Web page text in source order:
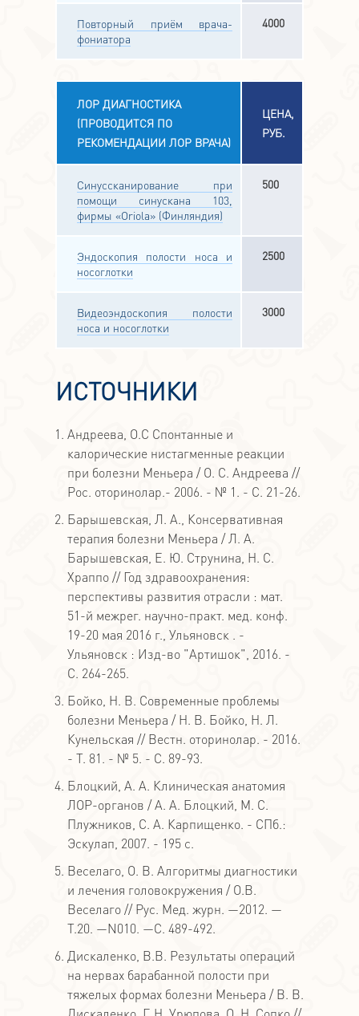
Повторный приём врача-
фониатора
4000
ЛОР ДИАГНОСТИКА
(ПРОВОДИТСЯ ПО
РЕКОМЕНДАЦИИ ЛОР ВРАЧА)
ЦЕНА,
РУБ.
Синуссканирование при
помощи синускана 103,
фирмы «Oriola» (Финляндия)
500
Эндоскопия полости носа и
носоглотки
2500
Видеоэндоскопия полости
носа и носоглотки
3000
ИСТОЧНИКИ
Андреева, О.С Спонтанные и
калорические нистагменные реакции
при болезни Меньера / О. С. Андреева //
Рос. оторинолар.- 2006. - № 1. - С. 21-26.
Барышевская, Л. А., Консервативная
терапия болезни Меньера / Л. А.
Барышевская, Е. Ю. Струнина, Н. С.
Храппо // Год здравоохранения:
перспективы развития отрасли : мат.
51-й межрег. научно-практ. мед. конф.
19-20 мая 2016 г., Ульяновск . -
Ульяновск : Изд-во "Артишок", 2016. -
С. 264-265.
Бойко, Н. В. Современные проблемы
болезни Меньера / Н. В. Бойко, Н. Л.
Кунельская // Вестн. оторинолар. - 2016.
- Т. 81. - № 5. - С. 89-93.
Блоцкий, А. А. Клиническая анатомия
ЛОР-органов / А. А. Блоцкий, М. С.
Плужников, С. А. Карпищенко. - СПб.:
Эскулап, 2007. - 195 с.
Веселаго, О. В. Алгоритмы диагностики
и лечения головокружения / О.В.
Веселаго // Рус. Мед. журн. —2012. —
Т.20. —N010. —С. 489-492.
Дискаленко, В.В. Результаты операций
на нервах барабанной полости при
тяжелых формах болезни Меньера / В. В.